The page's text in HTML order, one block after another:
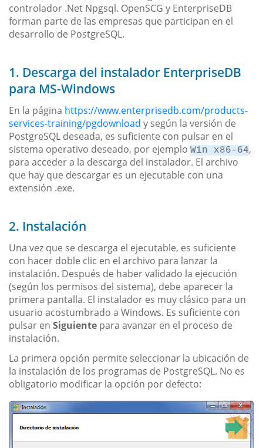
controlador .Net Npgsql. OpenSCG y EnterpriseDB
forman parte de las empresas que participan en el
desarrollo de PostgreSQL.
1. Descarga del instalador EnterpriseDB
para MS-Windows
En la página https://www.enterprisedb.com/products-
services-training/pgdownload y según la versión de
PostgreSQL deseada, es suficiente con pulsar en el
sistema operativo deseado, por ejemplo Win x86-64,
para acceder a la descarga del instalador. El archivo
que hay que descargar es un ejecutable con una
extensión .exe.
2. Instalación
Una vez que se descarga el ejecutable, es suficiente
con hacer doble clic en el archivo para lanzar la
instalación. Después de haber validado la ejecución
(según los permisos del sistema), debe aparecer la
primera pantalla. El instalador es muy clásico para un
usuario acostumbrado a Windows. Es suficiente con
pulsar en Siguiente para avanzar en el proceso de
instalación.
La primera opción permite seleccionar la ubicación de
la instalación de los programas de PostgreSQL. No es
obligatorio modificar la opción por defecto: